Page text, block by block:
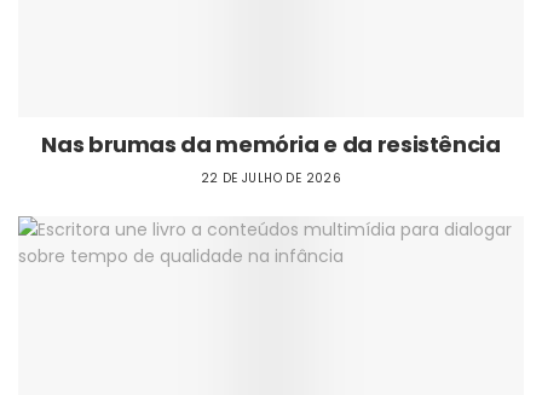
Nas brumas da memória e da resistência
22 DE JULHO DE 2026